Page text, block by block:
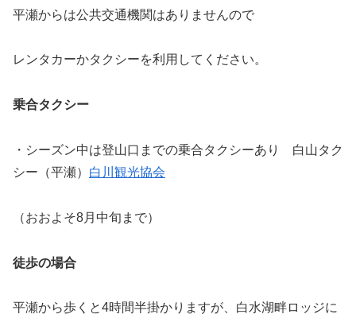
平瀬からは公共交通機関はありませんので
レンタカーかタクシーを利用してください。
乗合タクシー
・シーズン中は登山口までの乗合タクシーあり 白山タク
シー（平瀬） 白川観光協会
（おおよそ8月中旬まで）
徒歩の場合
平瀬から歩くと4時間半掛かりますが、白水湖畔ロッジに